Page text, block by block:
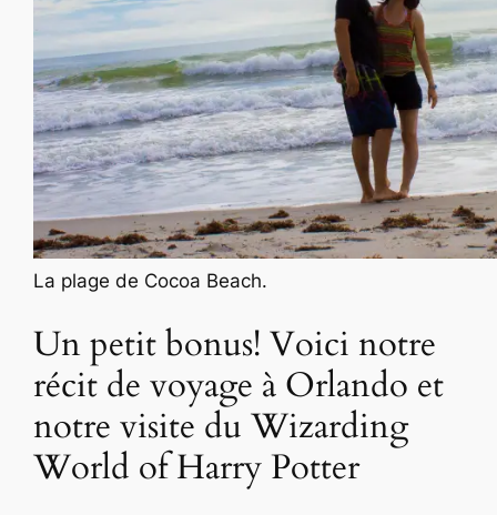
La plage de Cocoa Beach.
Un petit bonus! Voici notre
récit de voyage à Orlando et
notre visite du Wizarding
World of Harry Potter